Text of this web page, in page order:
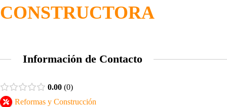
CONSTRUCTORA
Información de Contacto
0.00 0
Reformas y Construcción